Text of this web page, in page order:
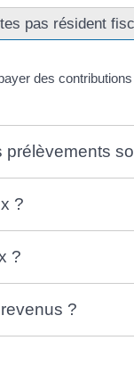
pas résident
des
?
?
?